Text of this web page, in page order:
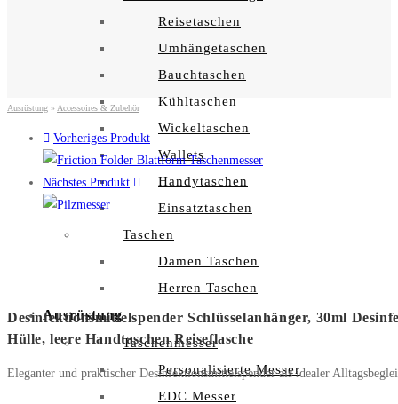
Reisetaschen
Umhängetaschen
Bauchtaschen
Kühltaschen
Wickeltaschen
Wallets
Handytaschen
Einsatztaschen
Taschen
Damen Taschen
Herren Taschen
Ausrüstung
Taschenmesser
Personalisierte Messer
EDC Messer
Ausrüstung » Accessoires & Zubehör
Vorheriges Produkt
Nächstes Produkt
Desinfektionsmittelspender Schlüsselanhänger, 30ml
Hülle, leere Handtaschen Reiseflasche
Eleganter und praktischer Desinfektionsmittelspender als idealer